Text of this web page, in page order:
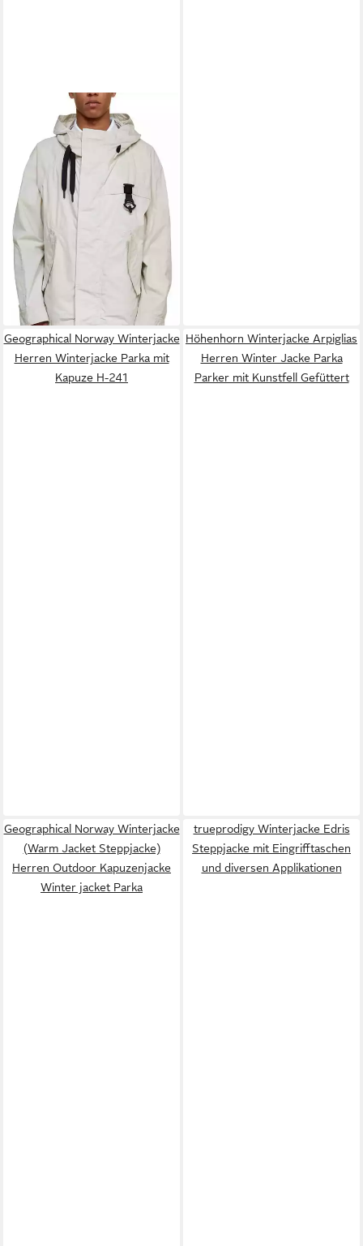
MONCLERAllwetterjacke
Genius x Craig Green Wind
Hancock Parka Technischen
Gewebemix in dichter Webart
902,50 € UVP 1.495,00 €
-40%
Geographical Norway Winterjacke
Herren Winterjacke Parka mit
Kapuze H-241
Höhenhorn Winterjacke Arpiglias
Herren Winter Jacke Parka
Parker mit Kunstfell Gefüttert
Geographical Norway Winterjacke
(Warm Jacket Steppjacke)
Herren Outdoor Kapuzenjacke
Winter jacket Parka
trueprodigy Winterjacke Edris
Steppjacke mit Eingrifftaschen
und diversen Applikationen